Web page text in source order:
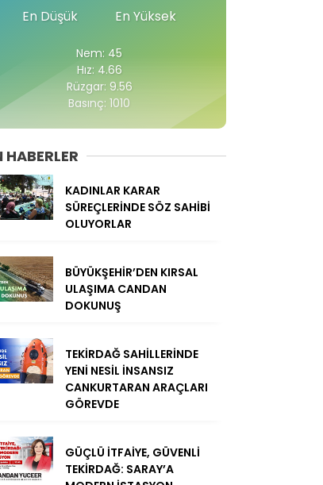
En Düşük En Yüksek
Nem: 45
Hız: 4.66
Rüzgar: 9.56
Basınç: 1010
HABERLER
KADINLAR KARAR
SÜREÇLERİNDE SÖZ SAHİBİ
OLUYORLAR
BÜYÜKŞEHİR’DEN KIRSAL
ULAŞIMA CANDAN
DOKUNUŞ
TEKİRDAĞ SAHİLLERİNDE
YENİ NESİL İNSANSIZ
CANKURTARAN ARAÇLARI
GÖREVDE
GÜÇLÜ İTFAİYE, GÜVENLİ
TEKİRDAĞ: SARAY’A